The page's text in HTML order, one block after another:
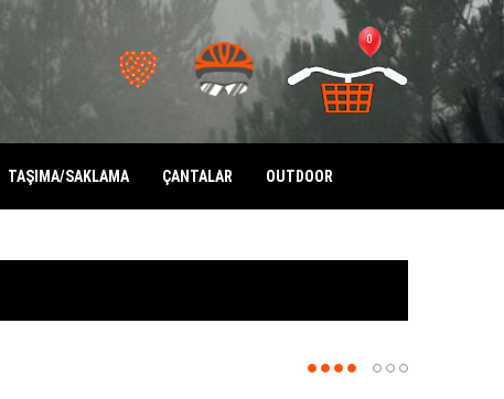
0
TAŞIMA/SAKLAMA ÇANTALAR OUTDOOR